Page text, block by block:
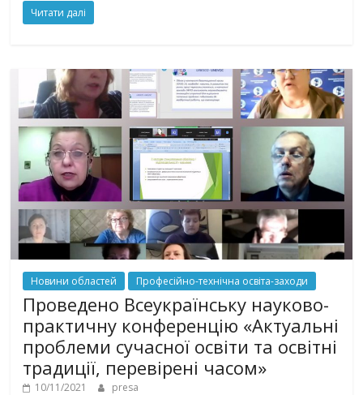
Читати далі
Новини областей Професійно-технічна освіта-заходи
Проведено Всеукраїнську науково-
практичну конференцію «Актуальні
проблеми сучасної освіти та освітні
традиції, перевірені часом»
10/11/2021 presa